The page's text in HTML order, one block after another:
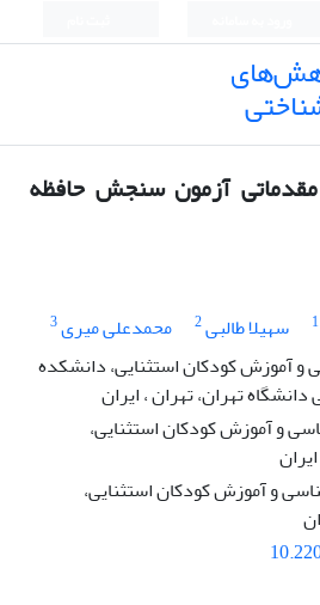
آزمون سنجش حافظه
1 سهیلا طالبی2 محمدعلی میری3
و آموزش کودکان استثنایی، دانشکده
تهران، تهران ، ایران
و آموزش کودکان استثنایی،
و آموزش کودکان استثنایی،